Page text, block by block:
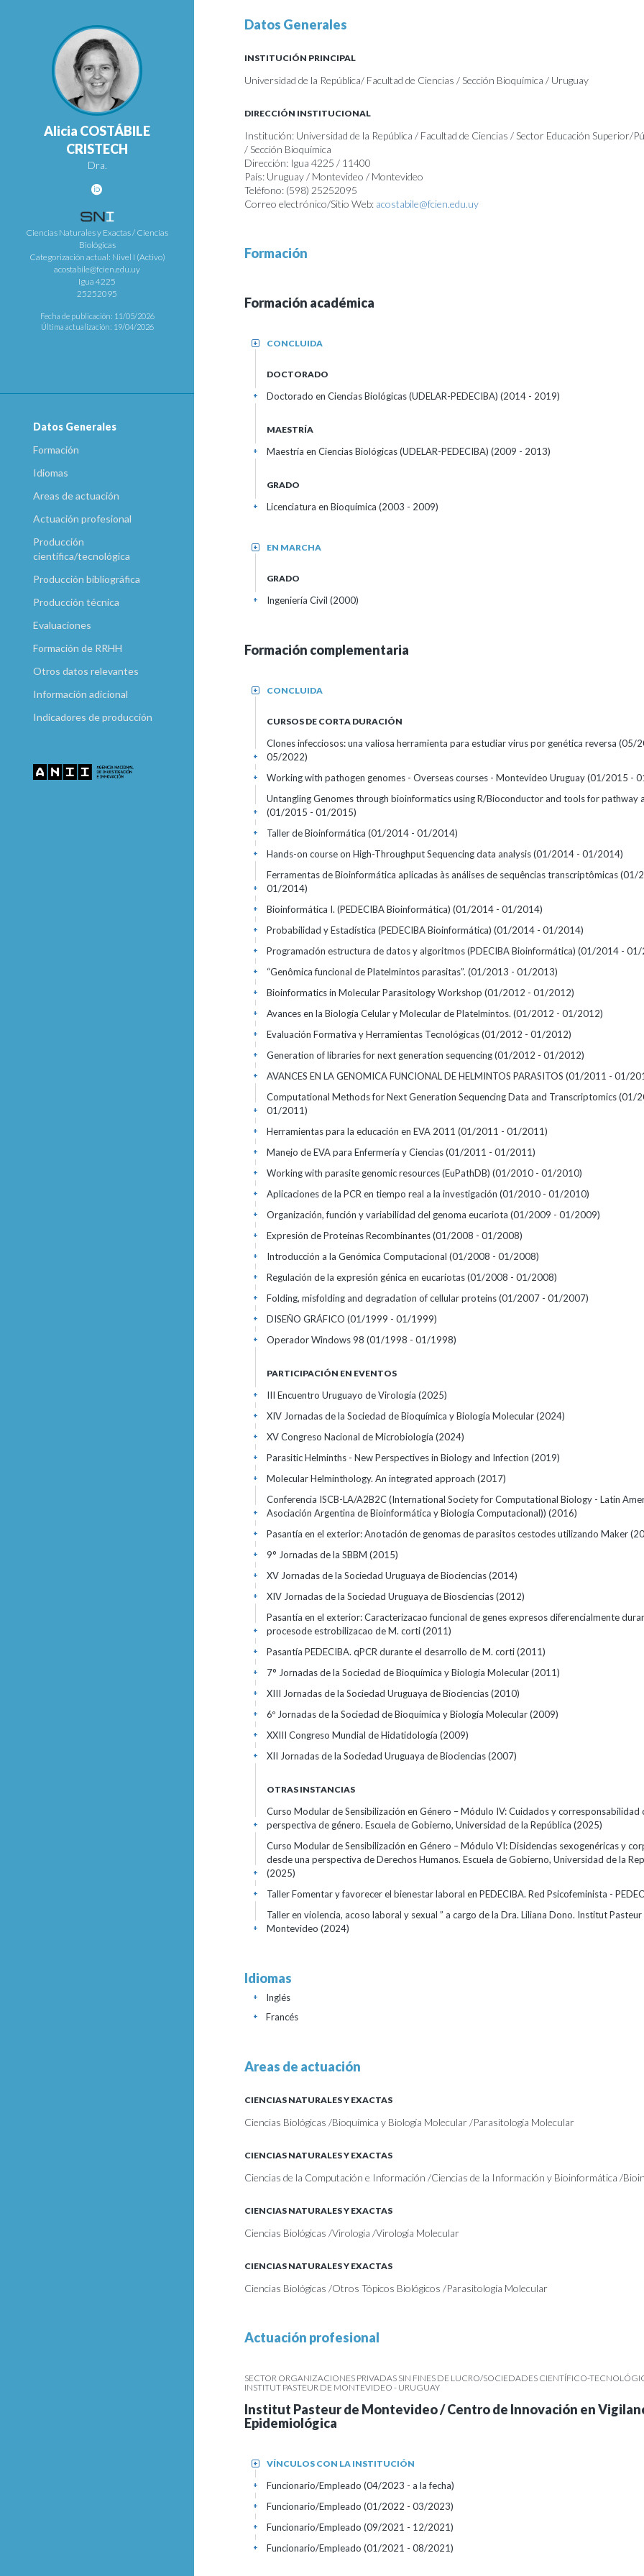
Alicia COSTÁBILE
CRISTECH
Dra.
Ciencias Naturales y Exactas / Ciencias
Biológicas
Categorización actual: Nivel I (Activo)
acostabile@fcien.edu.uy
Igua 4225
25252095
Fecha de publicación: 11/05/2026
Última actualización: 19/04/2026
Datos Generales
Formación
Idiomas
Areas de actuación
Actuación profesional
Producción
científica/tecnológica
Producción bibliográfica
Producción técnica
Evaluaciones
Formación de RRHH
Otros datos relevantes
Información adicional
Indicadores de producción
Datos Generales
INSTITUCIÓN PRINCIPAL
Universidad de la República/ Facultad de Ciencias / Sección Bioquímica / Uruguay
DIRECCIÓN INSTITUCIONAL
Institución: Universidad de la República / Facultad de Ciencias / Sector Educación Superior/
/ Sección Bioquímica
Dirección: Igua 4225 / 11400
País: Uruguay / Montevideo / Montevideo
Teléfono: (598) 25252095
Correo electrónico/Sitio Web: acostabile@fcien.edu.uy
Formación
Formación académica
CONCLUIDA
+
DOCTORADO
Doctorado en Ciencias Biológicas (UDELAR-PEDECIBA) (2014 - 2019)
+
MAESTRÍA
Maestría en Ciencias Biológicas (UDELAR-PEDECIBA) (2009 - 2013)
+
GRADO
Licenciatura en Bioquímica (2003 - 2009)
+
EN MARCHA
+
GRADO
Ingeniería Civil (2000)
+
Formación complementaria
CONCLUIDA
+
CURSOS DE CORTA DURACIÓN
Clones infecciosos: una valiosa herramienta para estudiar virus por genética reversa (05/
05/2022)
+
Working with pathogen genomes - Overseas courses - Montevideo Uruguay(01/2015 -
+
Untangling Genomes through bioinformatics using R/Bioconductor and tools for pathway
(01/2015 - 01/2015)
+
Taller de Bioinformática (01/2014 - 01/2014)
+
Hands-on course on High-Throughput Sequencing data analysis(01/2014 - 01/2014)
+
Ferramentas de Bioinformática aplicadas às análises de sequências transcriptômicas(01/
01/2014)
+
Bioinformática I. (PEDECIBA Bioinformática) (01/2014 - 01/2014)
+
Probabilidad y Estadística (PEDECIBA Bioinformática) (01/2014 - 01/2014)
+
Programación estructura de datos y algoritmos (PDECIBA Bioinformática) (01/2014 - 01/
+
“Genômica funcional de Platelmintos parasitas”. (01/2013 - 01/2013)
+
Bioinformatics in Molecular Parasitology Workshop (01/2012 - 01/2012)
+
Avances en la Biología Celular y Molecular de Platelmintos. (01/2012 - 01/2012)
+
Evaluación Formativa y Herramientas Tecnológicas(01/2012 - 01/2012)
+
Generation of libraries for next generation sequencing(01/2012 - 01/2012)
+
AVANCES EN LA GENOMICA FUNCIONAL DE HELMINTOS PARASITOS (01/2011 - 01/
+
Computational Methods for Next Generation Sequencing Data and Transcriptomics(01/
01/2011)
+
Herramientas para la educación en EVA 2011 (01/2011 - 01/2011)
+
Manejo de EVA para Enfermería y Ciencias(01/2011 - 01/2011)
+
Working with parasite genomic resources (EuPathDB) (01/2010 - 01/2010)
+
Aplicaciones de la PCR en tiempo real a la investigación (01/2010 - 01/2010)
+
Organización, función y variabilidad del genoma eucariota (01/2009 - 01/2009)
+
Expresión de Proteínas Recombinantes(01/2008 - 01/2008)
+
Introducción a la Genómica Computacional (01/2008 - 01/2008)
+
Regulación de la expresión génica en eucariotas(01/2008 - 01/2008)
+
Folding, misfolding and degradation of cellular proteins(01/2007 - 01/2007)
+
DISEÑO GRÁFICO (01/1999 - 01/1999)
+
Operador Windows 98 (01/1998 - 01/1998)
+
PARTICIPACIÓN EN EVENTOS
III Encuentro Uruguayo de Virología (2025)
+
XIV Jornadas de la Sociedad de Bioquímica y Biología Molecular(2024)
+
XV Congreso Nacional de Microbiología (2024)
+
Parasitic Helminths - New Perspectives in Biology and Infection (2019)
+
Molecular Helminthology. An integrated approach (2017)
+
Conferencia ISCB-LA/A2B2C (International Society for Computational Biology - Latin
Asociación Argentina de Bioinformática y Biología Computacional)) (2016)
+
Pasantía en el exterior: Anotación de genomas de parasitos cestodes utilizando Maker
+
9° Jornadas de la SBBM (2015)
+
XV Jornadas de la Sociedad Uruguaya de Biociencias(2014)
+
XIV Jornadas de la Sociedad Uruguaya de Biosciencias(2012)
+
Pasantía en el exterior: Caracterizacao funcional de genes expresos diferencialmente
procesode estrobilizacao de M. corti(2011)
+
Pasantía PEDECIBA. qPCR durante el desarrollo de M. corti(2011)
+
7° Jornadas de la Sociedad de Bioquímica y Biología Molecular(2011)
+
XIII Jornadas de la Sociedad Uruguaya de Biociencias(2010)
+
6º Jornadas de la Sociedad de Bioquímica y Biología Molecular(2009)
+
XXIII Congreso Mundial de Hidatidología (2009)
+
XII Jornadas de la Sociedad Uruguaya de Biociencias(2007)
+
OTRAS INSTANCIAS
Curso Modular de Sensibilización en Género – Módulo IV: Cuidados y corresponsabilidad
perspectiva de género. Escuela de Gobierno, Universidad de la República (2025)
+
Curso Modular de Sensibilización en Género – Módulo VI: Disidencias sexogenéricas y
desde una perspectiva de Derechos Humanos. Escuela de Gobierno, Universidad de la
(2025)
+
Taller Fomentar y favorecer el bienestar laboral en PEDECIBA. Red Psicofeminista -
+
Taller en violencia, acoso laboral y sexual ” a cargo de la Dra. Liliana Dono. Institut Pasteur
Montevideo (2024)
+
Idiomas
Inglés
+
Francés
+
Areas de actuación
CIENCIAS NATURALES Y EXACTAS
Ciencias Biológicas /Bioquímica y Biología Molecular /Parasitología Molecular
CIENCIAS NATURALES Y EXACTAS
Ciencias de la Computación e Información /Ciencias de la Información y Bioinformática /
CIENCIAS NATURALES Y EXACTAS
Ciencias Biológicas /Virología /Virología Molecular
CIENCIAS NATURALES Y EXACTAS
Ciencias Biológicas /Otros Tópicos Biológicos /Parasitología Molecular
Actuación profesional
SECTOR ORGANIZACIONES PRIVADAS SIN FINES DE LUCRO/SOCIEDADES CIENTÍFICO-
INSTITUT PASTEUR DE MONTEVIDEO - URUGUAY
Institut Pasteur de Montevideo / Centro de Innovación en
Epidemiológica
VÍNCULOS CON LA INSTITUCIÓN
+
Funcionario/Empleado (04/2023 - a la fecha)
+
Funcionario/Empleado (01/2022 - 03/2023)
+
Funcionario/Empleado (09/2021 - 12/2021)
+
Funcionario/Empleado (01/2021 - 08/2021)
+